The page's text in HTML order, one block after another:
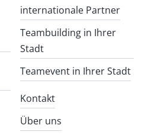
internationale Partner
Teambuilding in Ihrer
Stadt
Teamevent in Ihrer Stadt
Kontakt
Über uns